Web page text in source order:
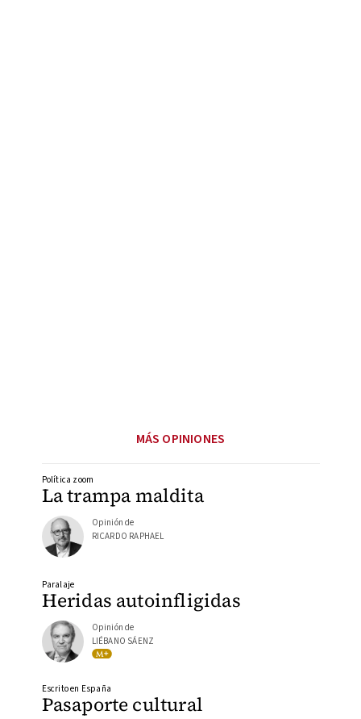
MÁS OPINIONES
La trampa maldita
Política zoom
Opinión de
RICARDO RAPHAEL
Heridas autoinfligidas
Paralaje
Opinión de
LIÉBANO SÁENZ
Pasaporte cultural
Escrito en España